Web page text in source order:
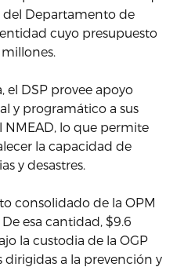
Departamento de
cuyo presupuesto
el DSP provee apoyo
y programático a sus
NMEAD, lo que permite
la capacidad de
y desastres.
consolidado de la OPM
esa cantidad, $9.6
la custodia de la OGP
dirigidas a la prevención y